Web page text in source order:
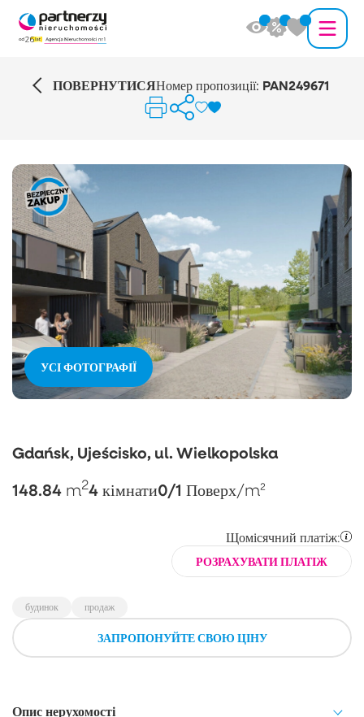
ПОВЕРНУТИСЯНомер пропозиції: PAN249671
УСІ ФОТОГРАФІЇ
Gdańsk, Ujeścisko, ul. Wielkopolska
148.84 m24 кімнати0/1 Поверх/m²
Щомісячний платіж:
РОЗРАХУВАТИ ПЛАТІЖ
будинок продаж
ЗАПРОПОНУЙТЕ СВОЮ ЦІНУ
Опис нерухомості